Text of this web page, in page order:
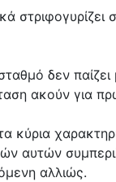
δεν
ακούν για
αυτών
αλλιώς.